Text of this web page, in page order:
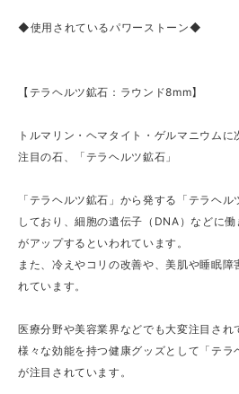
◆使用されているパワーストーン◆
【テラヘルツ鉱石：ラウンド8mm】
トルマリン・ヘマタイト・ゲルマニウム
注目の石、「テラヘルツ鉱石」
「テラヘルツ鉱石」から発する「テラヘ
しており、細胞の遺伝子（DNA）などに
がアップするといわれています。
また、冷えやコリの改善や、美肌や睡眠障
れています。
医療分野や美容業界などでも大変注目され
様々な効能を持つ健康グッズとして「テラ
が注目されています。